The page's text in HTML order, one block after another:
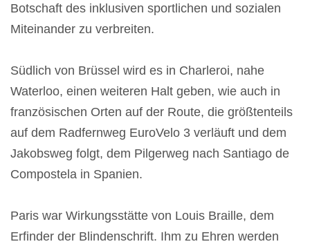
Botschaft des inklusiven sportlichen und sozialen
Miteinander zu verbreiten.
Südlich von Brüssel wird es in Charleroi, nahe
Waterloo, einen weiteren Halt geben, wie auch in
französischen Orten auf der Route, die größtenteils
auf dem Radfernweg EuroVelo 3 verläuft und dem
Jakobsweg folgt, dem Pilgerweg nach Santiago de
Compostela in Spanien.
Paris war Wirkungsstätte von Louis Braille, dem
Erfinder der Blindenschrift. Ihm zu Ehren werden